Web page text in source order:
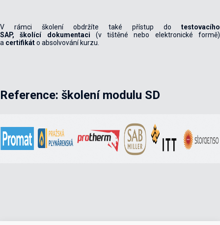
V rámci školení obdržíte také přístup do testovacího
SAP,
školící dokumentaci (v tištěné nebo elektronické formě)
a certifikáto absolvování kurzu.
Reference: školení modulu SD